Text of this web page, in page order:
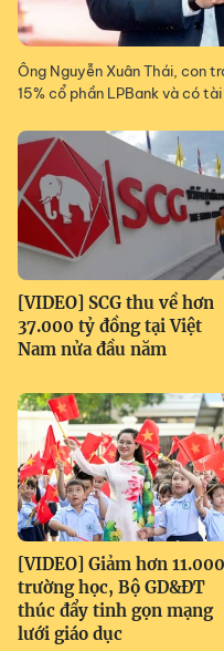
Ông Nguyễn Xuân Thái, con
15% cổ phần LPBank và có
[VIDEO] SCG thu về hơn
37.000 tỷ đồng tại Việt
Nam nửa đầu năm
[VIDEO] Giảm hơn 11.000
trường học, Bộ GD&ĐT
thúc đẩy tinh gọn mạng
lưới giáo dục